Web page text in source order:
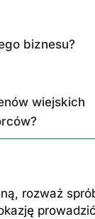
biznesu?
wiejskich
rozważ